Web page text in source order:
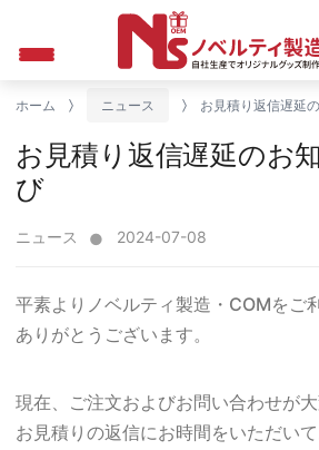
ホーム ニュース お見積り返信遅延
お見積り返信遅延のお
び
ニュース 2024-07-08
平素より ノベルティ製造・COMをご
ありがとうございます。
現在、ご注文およびお問い合わせが大
お見積りの返信にお時間をいただいて